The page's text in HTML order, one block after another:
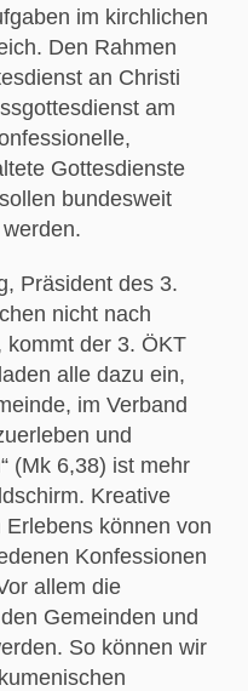
im kirchlichen
Den Rahmen
an Christi
am
Gottesdienste
bundesweit
Präsident des 3.
nicht nach
kommt der 3. ÖKT
alle dazu ein,
im Verband
und
(Mk 6,38) ist mehr
Kreative
können von
Konfessionen
allem die
Gemeinden und
So können wir